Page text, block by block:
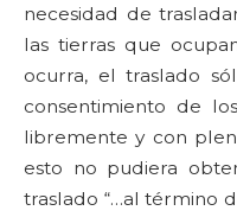
necesidad de
las tierras que
ocurra, el traslado
consentimiento de
libremente y con
esto no pudiera
traslado “…al término